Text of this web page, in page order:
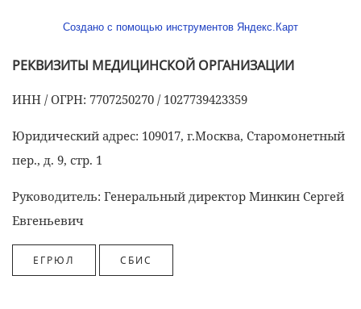
Создано с помощью инструментов Яндекс.Карт
РЕКВИЗИТЫ МЕДИЦИНСКОЙ ОРГАНИЗАЦИИ
ИНН / ОГРН: 7707250270 / 1027739423359
Юридический адрес: 109017, г.Москва, Старомонетный
пер., д. 9, стр. 1
Руководитель: Генеральный директор Минкин Сергей
Евгеньевич